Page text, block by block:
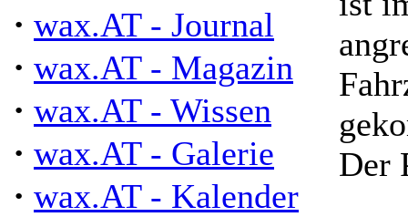
· wax.AT - Journal
· wax.AT - Magazin
· wax.AT - Wissen
· wax.AT - Galerie
· wax.AT - Kalender
Der